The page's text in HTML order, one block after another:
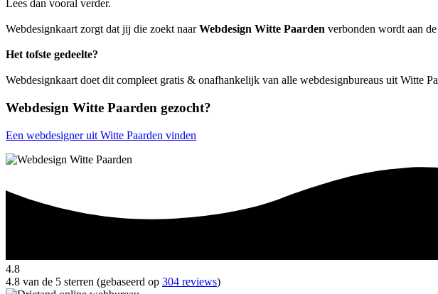
Lees dan vooral verder.
Webdesignkaart zorgt dat jij die zoekt naarWebdesign Witte Paarden verbonden wordt aan
Het tofste gedeelte?
Webdesignkaart doet dit compleet gratis & onafhankelijk van alle webdesignbureaus uit Witte
Webdesign Witte Paarden gezocht?
Een webdesigner uit Witte Paarden vinden
4.8
4.8 van de 5 sterren (gebaseerd op 304 reviews)